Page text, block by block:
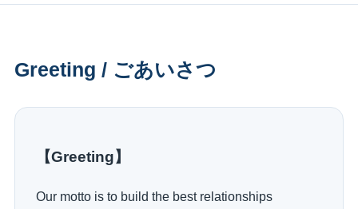
Greeting / ごあいさつ
【Greeting】
Our motto is to build the best relationships